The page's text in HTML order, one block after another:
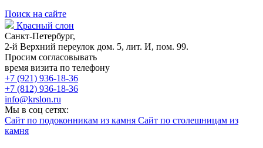
Поиск на сайте
Красный слон
Санкт-Петербург,
2-й Верхний переулок дом. 5, лит. И, пом. 99.
Просим согласовывать
время визита по телефону
+7 (921) 936-18-36
+7 (812) 936-18-36
info@krslon.ru
Мы в соц сетях:
Сайт по подоконникам из камня Сайт по столешницам из
камня